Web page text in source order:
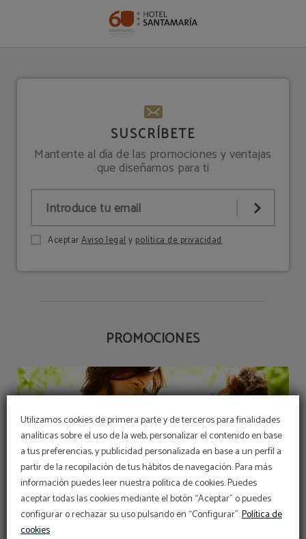
Utilizamos cookies de primera parte y de terceros para finalidades
analíticas sobre el uso de la web, personalizar el contenido en base
a tus preferencias, y publicidad personalizada en base a un perfil a
partir de la recopilación de tus hábitos de navegación. Para más
información puedes leer nuestra política de cookies. Puedes
aceptar todas las cookies mediante el botón “Aceptar” o puedes
configurar o rechazar su uso pulsando en “Configurar”.Política de
cookies
SUSCRÍBETE
Mantente al día de las promociones y ventajas
que diseñamos para ti
AceptarAviso legaly política de privacidad
PROMOCIONES